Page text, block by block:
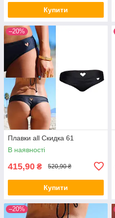
Купити
–20%
Плавки all Скидка 61
В наявності
415,90 ₴ 520,90 ₴
Купити
–20%